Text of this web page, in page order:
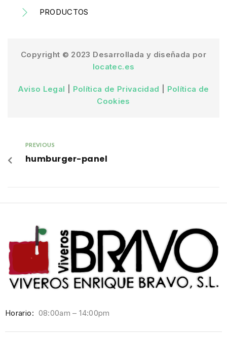
PRODUCTOS
Copyright © 2023 Desarrollada y diseñada por
locatec.es
Aviso Legal Política de Privacidad
Política de
Cookies
PREVIOUS
humburger-panel
Horario: 08:00am – 14:00pm